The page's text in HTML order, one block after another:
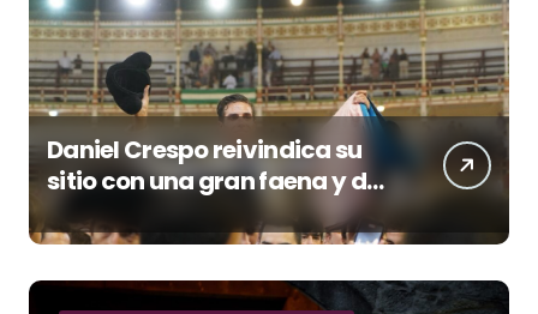
Daniel Crespo reivindica su
sitio con una gran faena y dos
orejas